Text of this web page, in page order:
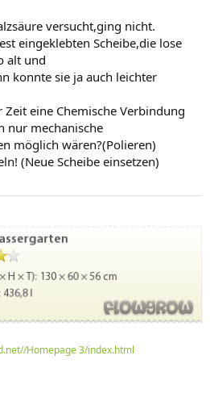
versucht,ging nicht.
eingeklebten Scheibe,die lose
alt und
konnte sie ja auch leichter
eine Chemische Verbindung
nur mechanische
möglich wären?(Polieren)
(Neue Scheibe einsetzen)
Homepage 3/index.html